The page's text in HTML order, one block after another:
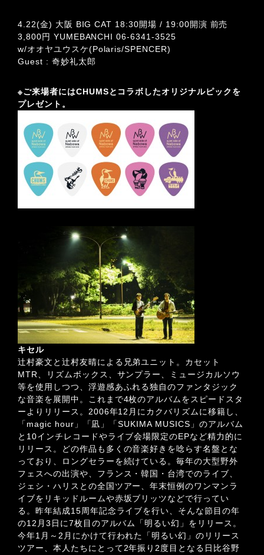
4.22(金) 大阪 BIG CAT 18:30開場 / 19:00開演 前売
3,800円 YUMEBANCHI 06-6341-3525
w/オオヤユウスケ(Polaris/SPENCER)
Guest : 奇妙礼太郎
※ご来場者にはCHUMSとコラボしたオリジナルピックを
プレゼント。
キセル
辻村豪文と辻村友晴による兄弟ユニット。カセット
MTR、リズムボックス、サンプラー、ミュージカルソウ
等を使用しつつ、浮遊感あふれる独自のファンタジック
な音楽を展開中。これまで4枚のアルバムをスピードスタ
ーよりリリース。2006年12月にカクバリズムに移籍し、
「magic hour」「凪」「SUKIMA MUSICS」のアルバム
と10インチレコードやライブ会場限定のEPなど精力的に
リリース。どの作品も多くの音楽好きを唸らす名盤とな
っており、ロングセラーを続けている。毎年の大型野外
フェスへの出演や、フランス・韓国・台湾でのライブ、
ジェシ・ハリスとの全国ツアー、年末恒例のワンマンラ
イブをリキッドルームや赤坂ブリッツなどで行ってい
る。昨年結成15周年記念ライブを行い、そんな節目の年
の12月3日に7枚目のアルバム「明るい幻」をリリース。
今年1月～2月にかけて行われた「明るい幻」のリリース
ツアー、本人たちにとって2年振り2度目となる日比谷野